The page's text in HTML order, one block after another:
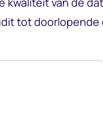
tot doorlopende